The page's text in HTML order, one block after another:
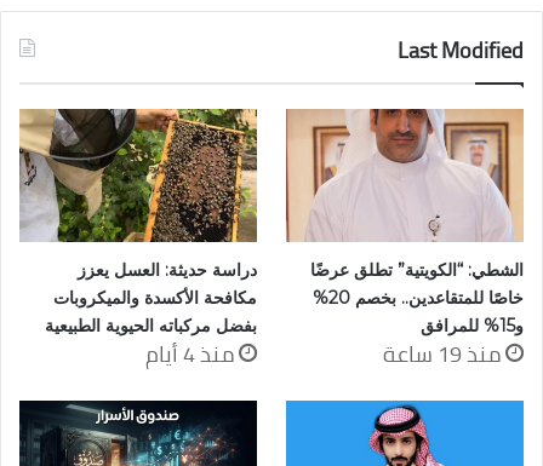
Last Modified
الشطي: “الكويتية” تطلق عرضًا
خاصًا للمتقاعدين.. بخصم 20%
و15% للمرافق
منذ 19 ساعة
دراسة حديثة: العسل يعزز
مكافحة الأكسدة والميكروبات
بفضل مركباته الحيوية الطبيعية
منذ 4 أيام